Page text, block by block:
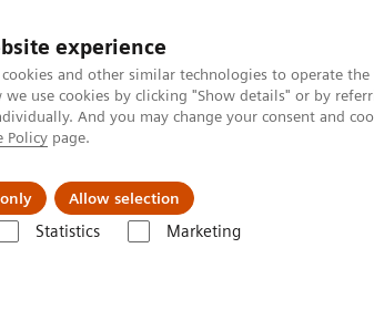
experience
and other similar technologies to operate
use cookies by clicking "Show details" or by
And you may change your consent and
Policy page.
Allow selection
Statistics Marketing